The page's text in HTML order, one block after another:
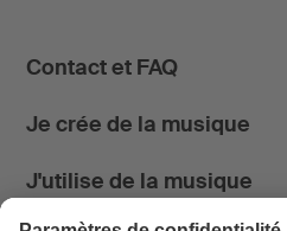
Contact et FAQ
Je crée de la musique
J'utilise de la musique